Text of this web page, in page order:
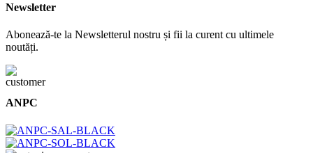
Newsletter
Abonează-te la Newsletterul nostru și fii la curent cu ultimele
noutăți.
ANPC